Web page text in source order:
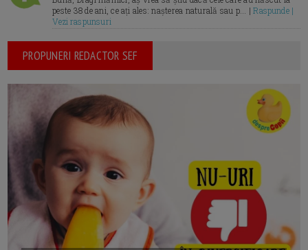
peste 38 de ani, ce ați ales: nașterea naturală sau p... |Raspunde |
Vezi raspunsuri
PROPUNERI REDACTOR SEF